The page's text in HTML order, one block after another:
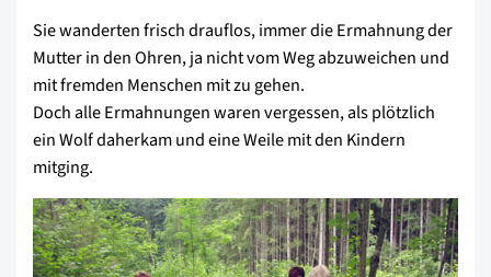
Sie wanderten frisch drauflos, immer die Ermahnung der
Mutter in den Ohren, ja nicht vom Weg abzuweichen und
mit fremden Menschen mit zu gehen.
Doch alle Ermahnungen waren vergessen, als plötzlich
ein Wolf daherkam und eine Weile mit den Kindern
mitging.